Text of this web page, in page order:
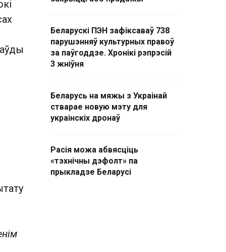
Беларускі ПЭН зафіксаваў 738
парушэнняў культурных правоў
за паўгоддзе. Хронікі рэпрэсій
3 жніўня
Беларусь на мяжы з Украінай
стварае новую мэту для
украінскіх дронаў
Расія можа абвясціць
«тэхнічны дэфолт» па
прыкладзе Беларусі